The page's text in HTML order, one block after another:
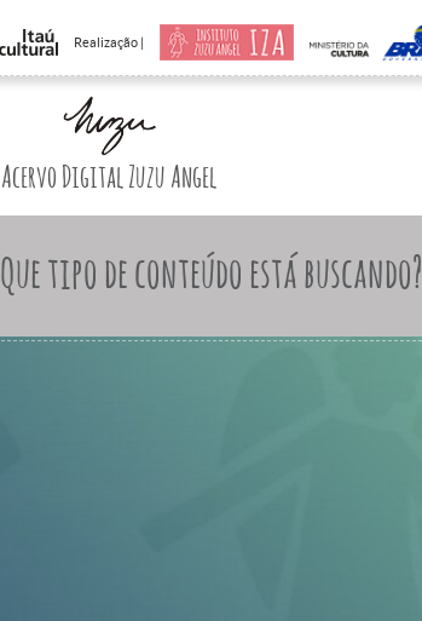
Realização |
Acervo Digital Zuzu Angel
Que tipo de conteúdo está buscando?